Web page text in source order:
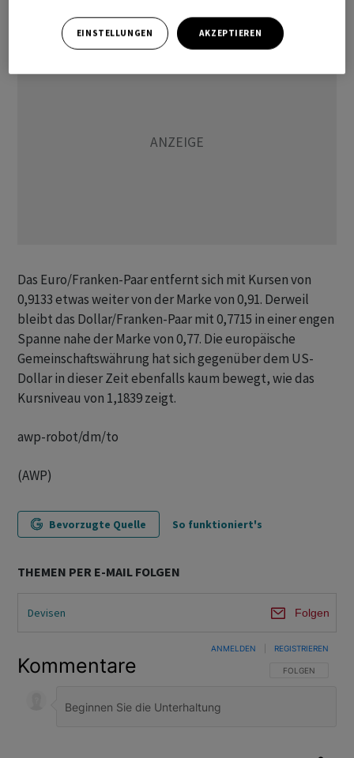
Das Euro/Franken-Paar entfernt sich mit Kursen von
0,9133 etwas weiter von der Marke von 0,91. Derweil
bleibt das Dollar/Franken-Paar mit 0,7715 in einer engen
Spanne nahe der Marke von 0,77. Die europäische
Gemeinschaftswährung hat sich gegenüber dem US-
Dollar in dieser Zeit ebenfalls kaum bewegt, wie das
Kursniveau von 1,1839 zeigt.
awp-robot/dm/to
(AWP)
Bevorzugte Quelle So funktioniert's
THEMEN PER E-MAIL FOLGEN
Devisen Folgen
Kommentare FOLGE DIESER
FOLGEN
ANMELDEN REGISTRIEREN
EINSTELLUNGEN AKZEPTIEREN